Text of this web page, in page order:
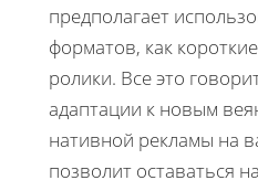
предполагает
форматов, как
ролики. Все это
адаптации к новым
нативной рекламы на
позволит оставаться